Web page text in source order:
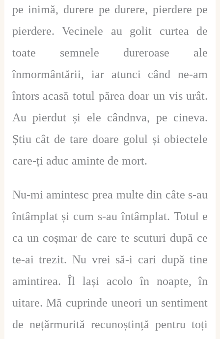
pe inimă, durere pe durere, pierdere pe
pierdere. Vecinele au golit curtea de
toate semnele dureroase ale
înmormântării, iar atunci când ne-am
întors acasă totul părea doar un vis urât.
Au pierdut și ele cândnva, pe cineva.
Știu cât de tare doare golul și obiectele
care-ți aduc aminte de mort.
Nu-mi amintesc prea multe din câte s-au
întâmplat și cum s-au întâmplat. Totul e
ca un coșmar de care te scuturi după ce
te-ai trezit. Nu vrei să-i cari după tine
amintirea. Îl lași acolo în noapte, în
uitare. Mă cuprinde uneori un sentiment
de nețărmurită recunoștință pentru toți